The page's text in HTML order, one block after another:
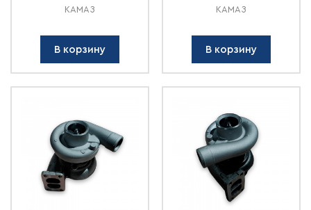
КАМАЗ
В корзину
КАМАЗ
В корзину